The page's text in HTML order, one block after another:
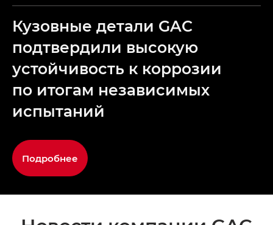
Кузовные детали GAC
подтвердили высокую
устойчивость к коррозии
по итогам независимых
испытаний
Подробнее